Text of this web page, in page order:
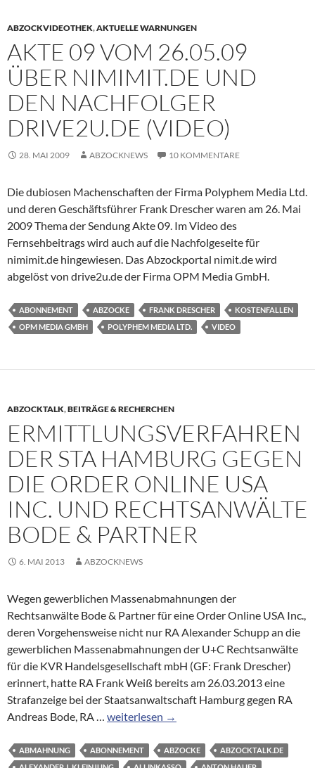
ABZOCKVIDEOTHEK,AKTUELLE WARNUNGEN
AKTE 09 VOM 26.05.09
ÜBER NIMIMIT.DE UND
DEN NACHFOLGER
DRIVE2U.DE (VIDEO)
28. MAI 2009 ABZOCKNEWS 10 KOMMENTARE
Die dubiosen Machenschaften der Firma Polyphem Media Ltd.
und deren Geschäftsführer Frank Drescher waren am 26. Mai
2009 Thema der Sendung Akte 09. Im Video des
Fernsehbeitrags wird auch auf die Nachfolgeseite für
nimimit.de hingewiesen. Das Abzockportal nimit.de wird
abgelöst von drive2u.de der Firma OPM Media GmbH.
ABONNEMENT ABZOCKE FRANK DRESCHER
KOSTENFALLEN
OPM MEDIA GMBH
POLYPHEM MEDIA LTD. VIDEO
ABZOCKTALK,BEITRÄGE & RECHERCHEN
ERMITTLUNGSVERFAHREN
DER STA HAMBURG GEGEN
DIE ORDER ONLINE USA
INC. UND RECHTSANWÄLTE
BODE & PARTNER
6. MAI 2013 ABZOCKNEWS
Wegen gewerblichen Massenabmahnungen der
Rechtsanwälte Bode & Partner für eine Order Online USA Inc.,
deren Vorgehensweise nicht nur RA Alexander Schupp an die
gewerblichen Massenabmahnungen der U+C Rechtsanwälte
für die KVR Handelsgesellschaft mbH (GF: Frank Drescher)
erinnert, hatte RA Frank Weiß bereits am 26.03.2013 eine
Strafanzeige bei der Staatsanwaltschaft Hamburg gegen RA
Andreas Bode, RA … Ermittlungsverfahren
StA
weiterlesen →
ABMAHNUNG ABONNEMENT ABZOCKE
ABZOCKTALK.DE